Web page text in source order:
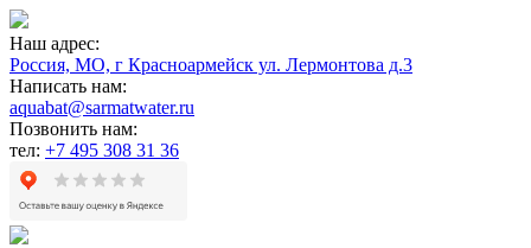
Наш адрес:
Россия, МО, г Красноармейск ул. Лермонтова д.3
Написать нам:
aquabat@sarmatwater.ru
Позвонить нам:
тел: +7 495 308 31 36